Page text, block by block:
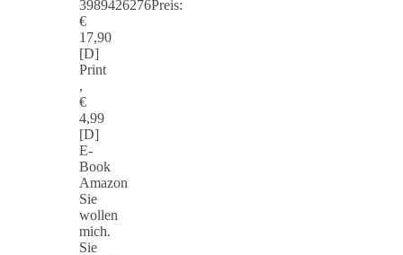
3989426276Preis:
€
17,90
[D]
Print
,
€
4,99
[D]
E-
Book
Amazon
Sie
wollen
mich.
Sie